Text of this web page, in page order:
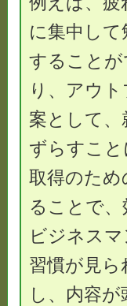
に集中し
すること
り、アウ
案として
ずらすこ
取得のた
ることで
ビジネス
習慣が見
し、内容